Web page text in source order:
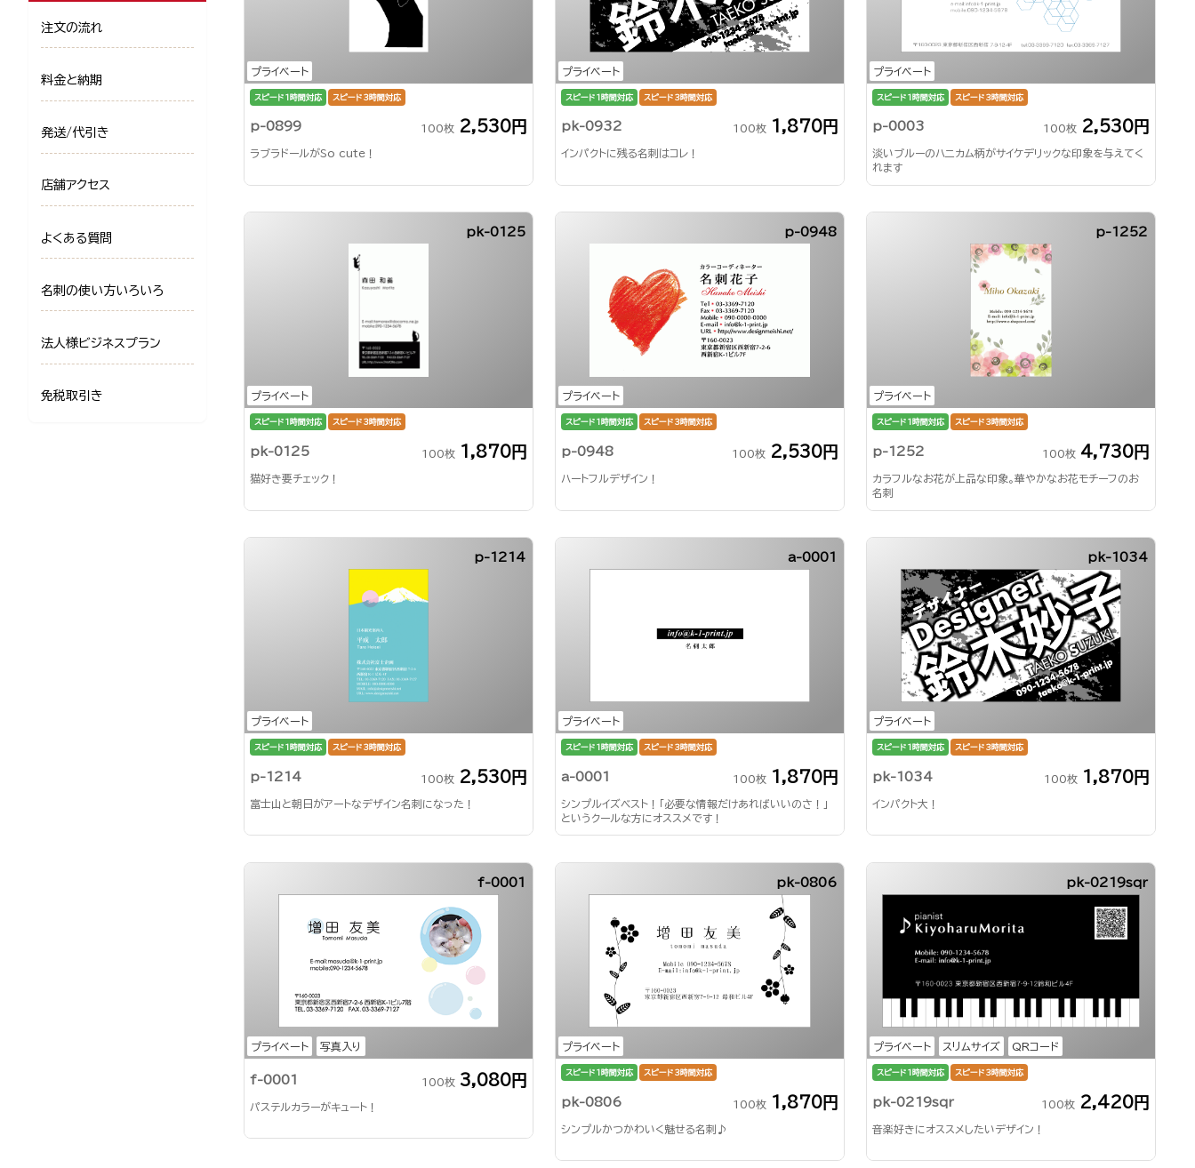
プライベート
スピード1時間対応 スピード3時間対応
p-0899 100枚 2,530円
ラブラドールがSo cute！
プライベート
スピード1時間対応 スピード3時間対応
pk-0932 100枚 1,870円
インパクトに残る名刺はコレ！
プライベート
スピード1時間対応 スピード3時間対応
p-0003 100枚 2,530円
淡いブルーのハニカム柄がサイケデリックな印象を与えてく
れます
プライベート
pk-0125
スピード1時間対応 スピード3時間対応
pk-0125 100枚 1,870円
猫好き要チェック！
プライベート
p-0948
スピード1時間対応 スピード3時間対応
p-0948 100枚 2,530円
ハートフルデザイン！
プライベート
p-1252
スピード1時間対応 スピード3時間対応
p-1252 100枚 4,730円
カラフルなお花が上品な印象。華やかなお花モチーフのお
名刺
プライベート
p-1214
スピード1時間対応 スピード3時間対応
p-1214 100枚 2,530円
富士山と朝日がアートなデザイン名刺になった！
プライベート
a-0001
スピード1時間対応 スピード3時間対応
a-0001 100枚 1,870円
シンプルイズベスト！「必要な情報だけあればいいのさ！」
というクールな方にオススメです！
プライベート
pk-1034
スピード1時間対応 スピード3時間対応
pk-1034 100枚 1,870円
インパクト大！
プライベート 写真入り
f-0001
f-0001 100枚 3,080円
パステルカラーがキュート！
プライベート
pk-0806
スピード1時間対応 スピード3時間対応
pk-0806 100枚 1,870円
シンプルかつかわいく魅せる名刺♪
プライベート スリムサイズ QRコード
pk-0219sqr
スピード1時間対応 スピード3時間対応
pk-0219sqr 100枚 2,420円
音楽好きにオススメしたいデザイン！
注文の流れ
料金と納期
発送/代引き
店舗アクセス
よくある質問
名刺の使い方いろいろ
法人様ビジネスプラン
免税取引き